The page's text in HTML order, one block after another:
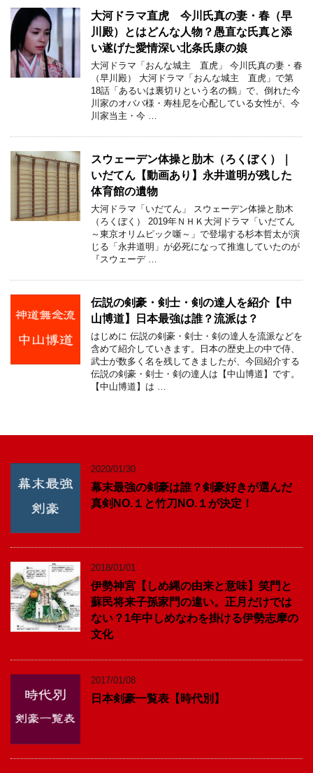
大河ドラマ直虎 今川氏真の妻・春（早
川殿）とはどんな人物？愚直な氏真と添
い遂げた愛情深い北条氏康の娘
大河ドラマ「おんな城主 直虎」 今川氏真の妻・春
（早川殿） 大河ドラマ「おんな城主 直虎」で第
18話「あるいは裏切りという名の鶴」で、倒れた今
川家のオババ様・寿桂尼を心配している女性が、今
川家当主・今 …
スウェーデン体操と肋木（ろくぼく）｜
いだてん【動画あり】永井道明が残した
体育館の遺物
大河ドラマ「いだてん」 スウェーデン体操と肋木
（ろくぼく） 2019年ＮＨＫ大河ドラマ「いだてん
～東京オリムピック噺～」で登場する杉本哲太が演
じる「永井道明」が必死になって推進していたのが
『スウェーデ …
伝説の剣豪・剣士・剣の達人を紹介【中
山博道】日本最強は誰？流派は？
はじめに 伝説の剣豪・剣士・剣の達人を流派などを
含めて紹介していきます。日本の歴史上の中で侍、
武士が数多く名を残してきましたが、今回紹介する
伝説の剣豪・剣士・剣の達人は【中山博道】です。
【中山博道】は …
2020/01/30
幕末最強の剣豪は誰？剣豪好きが選んだ
真剣NO.１と竹刀NO.１が決定！
2018/01/01
伊勢神宮【しめ縄の由来と意味】笑門と
蘇民将来子孫家門の違い。正月だけでは
ない？1年中しめなわを掛ける伊勢志摩の
文化
2017/01/08
日本剣豪一覧表【時代別】